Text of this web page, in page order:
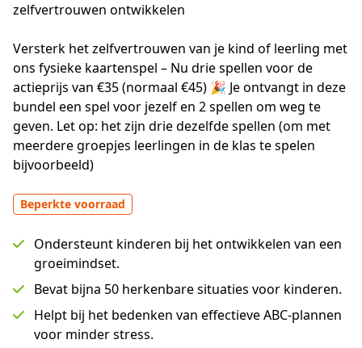
zelfvertrouwen ontwikkelen
Versterk het zelfvertrouwen van je kind of leerling met
ons fysieke kaartenspel – Nu drie spellen voor de
actieprijs van €35 (normaal €45) 🎉 Je ontvangt in deze
bundel een spel voor jezelf en 2 spellen om weg te
geven. Let op: het zijn drie dezelfde spellen (om met
meerdere groepjes leerlingen in de klas te spelen
bijvoorbeeld)
Beperkte voorraad
Ondersteunt kinderen bij het ontwikkelen van een
groeimindset.
Bevat bijna 50 herkenbare situaties voor kinderen.
Helpt bij het bedenken van effectieve ABC-plannen
voor minder stress.